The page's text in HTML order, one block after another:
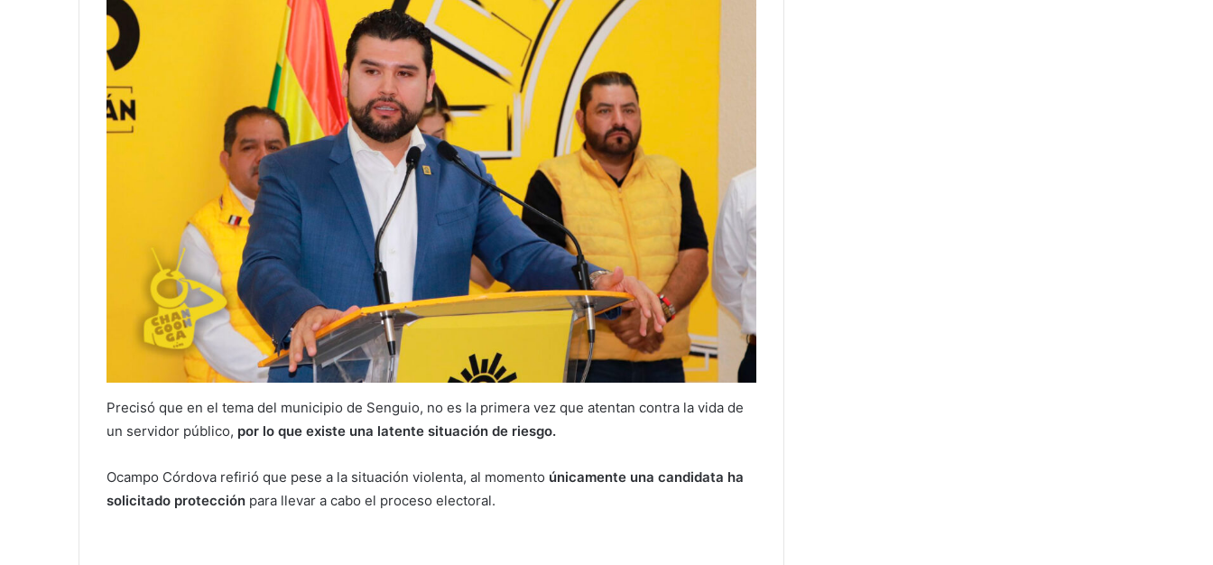
Precisó que en el tema del municipio de Senguio, no es la primera vez que atentan contra la vida de
un servidor público, por lo que existe una latente situación de riesgo.
Ocampo Córdova refirió que pese a la situación violenta, al momento únicamente una candidata ha
solicitado protección para llevar a cabo el proceso electoral.